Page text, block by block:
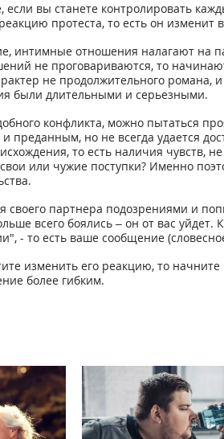
если вы станете контролировать
протеста, то есть он
интимные отношения налагают на
не проговариваются, то
не продолжительного романа,
были длительными и серьезными.
конфликта, можно пытаться
преданным, но не всегда удается
то есть наличия чувств,
или чужие поступки? Именно
своего партнера подозрениями и
всего боялись – он от вас
- то есть ваше сообщение
изменить его реакцию, то
более гибким.